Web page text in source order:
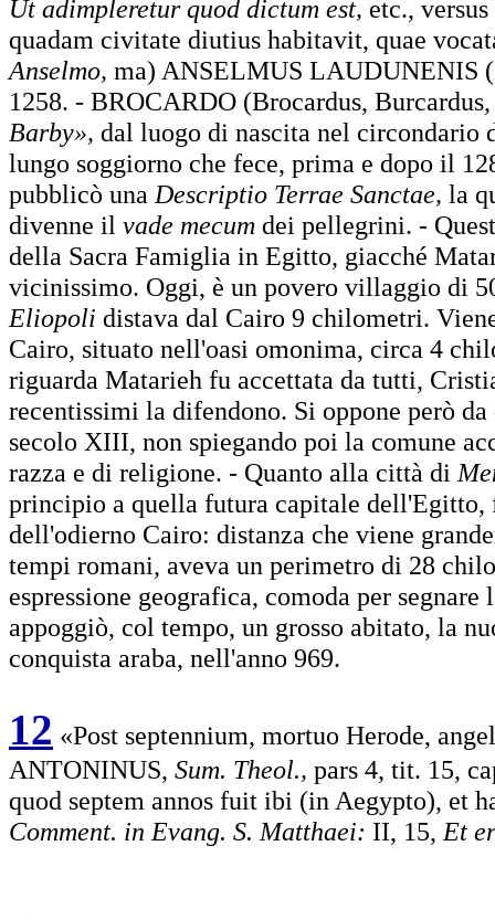
Ut adimpleretur quod dictum est, etc.,
quadam civitate diutius habitavit, quae
Anselmo, ma) ANSELMUS LAUDUNENIS
1258. - BROCARDO (Brocardus,
Barby», dal luogo di nascita nel circondario
lungo soggiorno che fece, prima e dopo il
pubblicò una Descriptio Terrae Sanctae, la
divenne il vade mecum dei pellegrini. -
della Sacra Famiglia in Egitto, giacché
vicinissimo. Oggi, è un povero villaggio di
Eliopoli distava dal Cairo 9 chilometri.
Cairo, situato nell'oasi omonima, circa 4
riguarda Matarieh fu accettata da tutti,
recentissimi la difendono. Si oppone però
secolo XIII, non spiegando poi la comune
razza e di religione. - Quanto alla città di
principio a quella futura capitale
dell'odierno Cairo: distanza che viene
tempi romani, aveva un perimetro di 28
espressione geografica, comoda per
appoggiò, col tempo, un grosso abitato, la
conquista araba, nell'anno 969.
12 «Post septennium, mortuo Herode,
ANTONINUS, Sum. Theol., pars 4, tit. 15,
quod septem annos fuit ibi (in Aegypto), et
Comment. in Evang. S. Matthaei: II, 15, Et